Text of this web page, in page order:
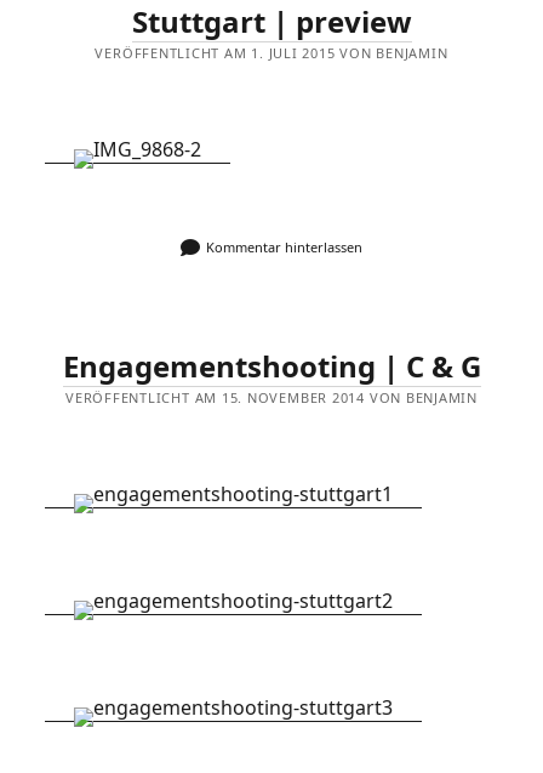
Stuttgart | preview
VERÖFFENTLICHT AM 1. JULI 2015 VON BENJAMIN
Kommentar hinterlassen
Engagementshooting | C & G
VERÖFFENTLICHT AM 15. NOVEMBER 2014 VON BENJAMIN